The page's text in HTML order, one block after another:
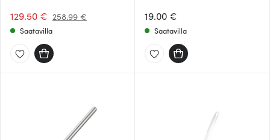
129.50 € 258.99 €
Saatavilla
19.00 €
Saatavilla